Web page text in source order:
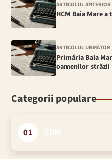
ARTICOLUL ANTERIOR
HCM Baia Mare
ARTICOLUL URMĂTOR
Primăria Baia
oamenilor străzii
Categorii populare
01